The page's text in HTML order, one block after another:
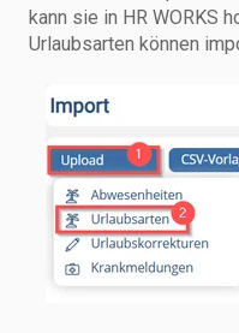
kann sie in HR WORKS
Urlaubsarten können